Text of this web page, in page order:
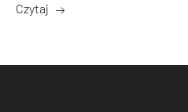
Czytaj